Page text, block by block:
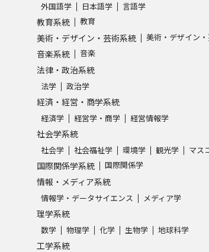
外国語学 日本語学 言語学
教育系統 教育
美術・デザイン・芸術系統 美術・デザイン
音楽系統 音楽
法律・政治系統
法学 政治学
経済・経営・商学系統
経済学 経営学・商学 経営情報学
社会学系統
社会学 社会福祉学 環境学 観光学 マス
国際関係学系統 国際関係学
情報・メディア系統
情報学・データサイエンス メディア学
理学系統
数学 物理学 化学 生物学 地球科学
工学系統